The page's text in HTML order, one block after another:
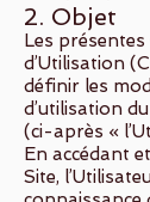
2. Objet
Les
d’Utilisation
définir les
d’utilisation
(ci-après «
En accédant
Site,